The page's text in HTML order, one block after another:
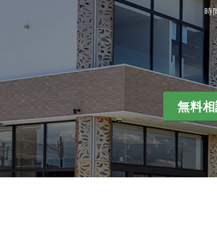
時
無料